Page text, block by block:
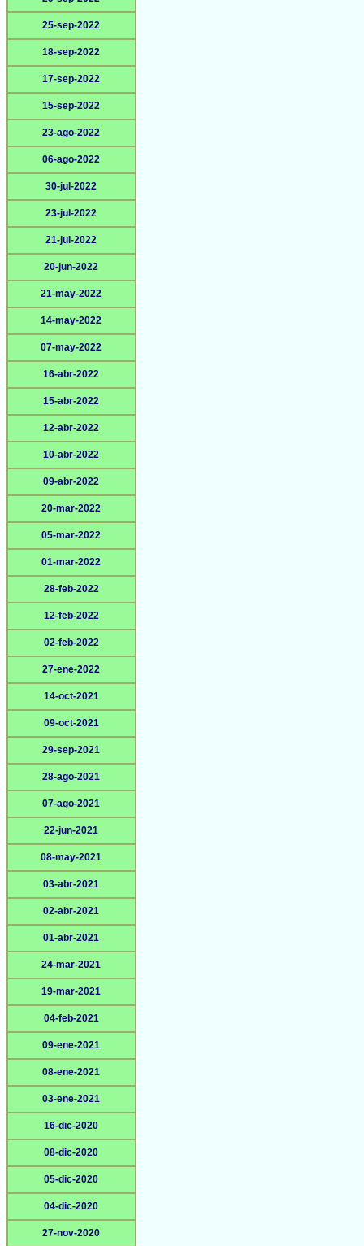
25-sep-2022
18-sep-2022
17-sep-2022
15-sep-2022
23-ago-2022
06-ago-2022
30-jul-2022
23-jul-2022
21-jul-2022
20-jun-2022
21-may-2022
14-may-2022
07-may-2022
16-abr-2022
15-abr-2022
12-abr-2022
10-abr-2022
09-abr-2022
20-mar-2022
05-mar-2022
01-mar-2022
28-feb-2022
12-feb-2022
02-feb-2022
27-ene-2022
14-oct-2021
09-oct-2021
29-sep-2021
28-ago-2021
07-ago-2021
22-jun-2021
08-may-2021
03-abr-2021
02-abr-2021
01-abr-2021
24-mar-2021
19-mar-2021
04-feb-2021
09-ene-2021
08-ene-2021
03-ene-2021
16-dic-2020
08-dic-2020
05-dic-2020
04-dic-2020
27-nov-2020